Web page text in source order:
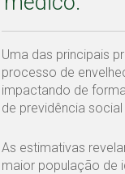
Uma das principais
processo de
impactando de
de previdência
As estimativas
maior população de